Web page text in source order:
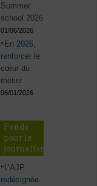
Summer
school 2026
01/06/2026
En 2026,
renforcer le
cœur du
métier
06/01/2026
Fonds
pour le
journalisme
L’AJP
redésignée